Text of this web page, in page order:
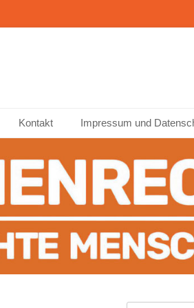
Kontakt Impressum und